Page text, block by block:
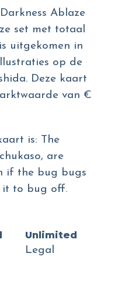
Ablaze
set met totaal
uitgekomen in
op de
Deze kaart
van €
is: The
are
if the bug bugs
it to bug off.
Unlimited
Legal